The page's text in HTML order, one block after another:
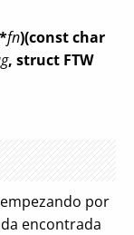
fn)(constchar
, struct FTW
por
encontrada